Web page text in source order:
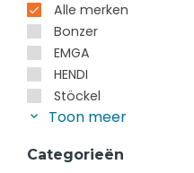
Alle merken
Bonzer
EMGA
HENDI
Stöckel
Toon meer
Categorieën